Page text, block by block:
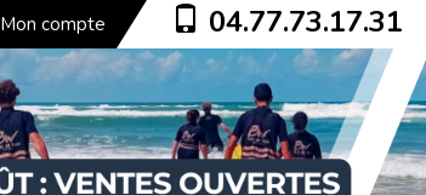
Mon compte 04.77.73.17.31